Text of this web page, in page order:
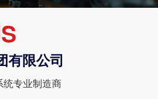
有限公司
专业制造商